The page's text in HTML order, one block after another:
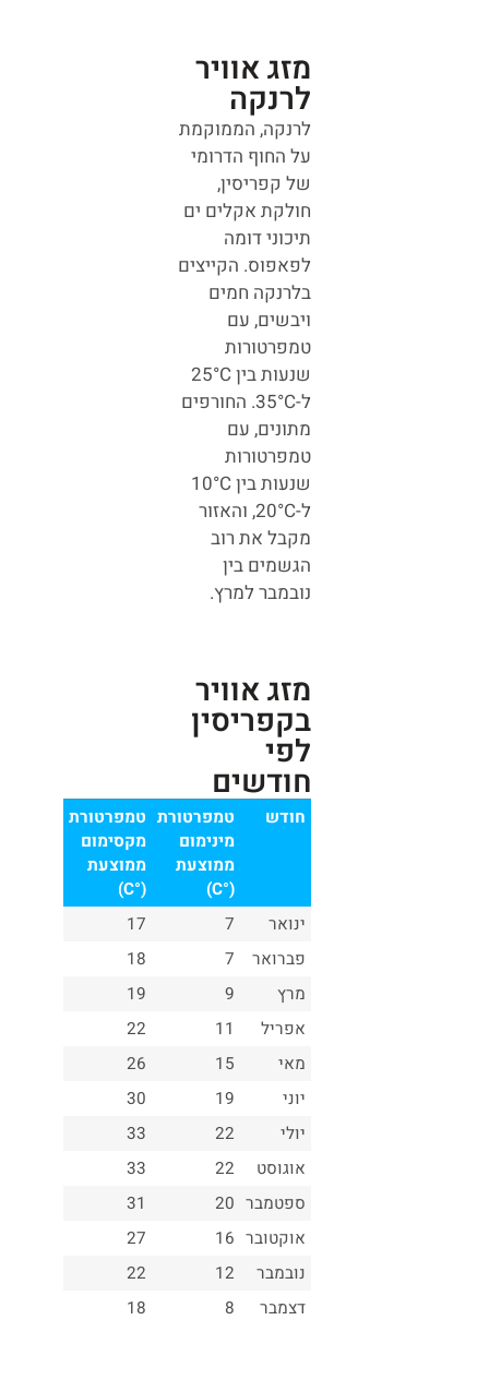
מזג אוויר
לרנקה
לרנקה, הממוקמת
על החוף הדרומי
של קפריסין,
חולקת אקלים ים
תיכוני דומה
לפאפוס. הקייצים
בלרנקה חמים
ויבשים, עם
טמפרטורות
שנעות בין 25°C
ל-35°C. החורפים
מתונים, עם
טמפרטורות
שנעות בין 10°C
ל-20°C, והאזור
מקבל את רוב
הגשמים בין
נובמבר למרץ.
מזג אוויר
בקפריסין
לפי
חודשים
חודש
טמפרטורת
מינימום
ממוצעת
(°C)
טמפרטורת
מקסימום
ממוצעת
(°C)
ינואר
7
17
פברואר
7
18
מרץ
9
19
אפריל
11
22
מאי
15
26
יוני
19
30
יולי
22
33
אוגוסט
22
33
ספטמבר 20
31
אוקטובר 16
27
נובמבר
12
22
דצמבר
8
18